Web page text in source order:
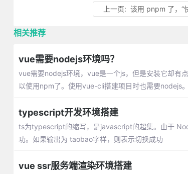
上一页:该用 pnpm 了，“
相关推荐
vue需要nodejs环境吗？
vue需要nodejs环境，vue是一个js，但是安装它却有
以使用npm了。使用vue-cli搭建项目时也需要nodejs。
typescript开发环境搭建
ts为typescript的缩写，是javascript的超集。由于
功。如果输出为 taobao字样，则表示切换成功
vue ssr服务端渲染环境搭建